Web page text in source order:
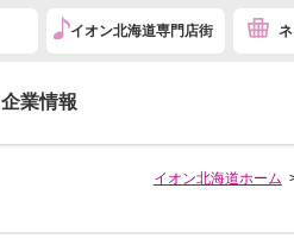
イオン北海道専門店街
企業情報
イオン北海道ホーム